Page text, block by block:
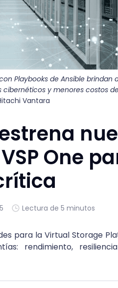
Playbooks de Ansible brindan
y menores costos
Vantara
One
Lectura de 5 minutos
para la Virtual Storage
rendimiento,